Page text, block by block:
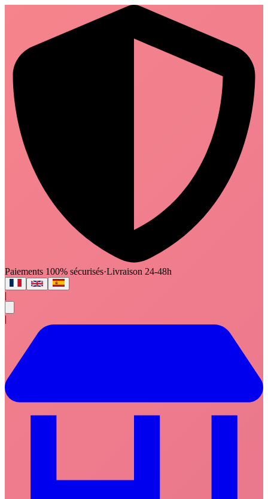
Paiements 100% sécurisés·Livraison 24-48h
|
|